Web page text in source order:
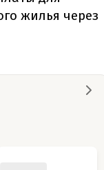
жилья через